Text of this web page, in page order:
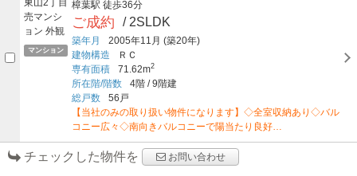
マンション
樟葉駅 徒歩36分
ご成約 / 2SLDK
築年月 2005年11月 (築20年)
建物構造
ＲＣ
専有面積
71.62m2
所在階/階数 4階 /9階建
総戸数
56戸
【当社のみの取り扱い物件になります】◇全室収納あり◇バル
コニー広々◇南向きバルコニーで陽当たり良好…
チェックした物件を お問い合わせ